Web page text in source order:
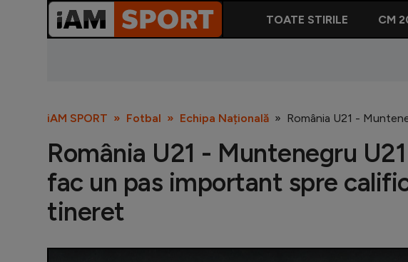
TOATE STIRILE CM
iAM SPORT Fotbal Echipa Națională România U21 -
România U21 - Muntenegru
fac un pas important spre
tineret